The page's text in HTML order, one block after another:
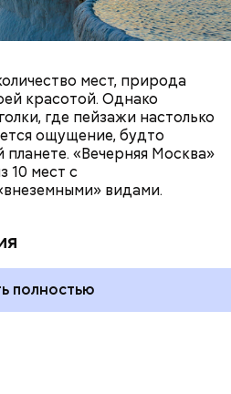
мест, природа
красотой. Однако
где пейзажи настолько
ощущение, будто
«Вечерняя Москва»
10 мест с
видами.
полностью